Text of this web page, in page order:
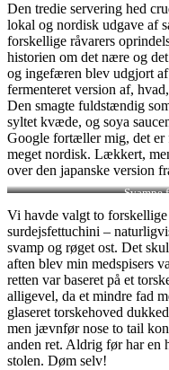
Den tredie servering hed
lokal og nordisk udgave af
forskellige råvarers
historien om det nære og
og ingefæren blev udgjort
fermenteret version af,
Den smagte fuldstændig
syltet kvæde, og soya
Google fortæller mig, det er
meget nordisk. Lækkert,
over den japanske version
Svampe
Vi havde valgt to forskellige
surdejsfettuchini –
svamp og røget ost. Det
aften blev min medspisers
retten var baseret på et
alligevel, da et mindre fad
glaseret torskehoved
men jævnfør nose to tail
anden ret. Aldrig før har en
stolen. Døm selv!